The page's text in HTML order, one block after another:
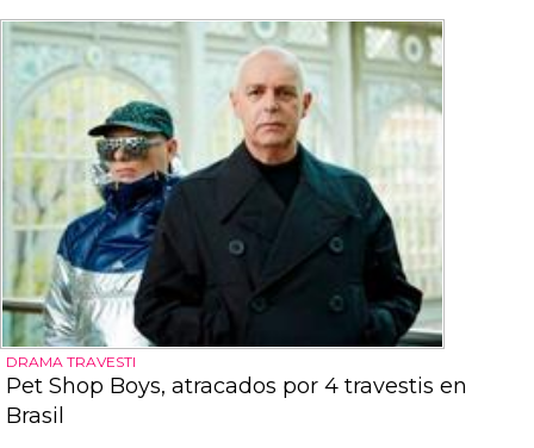
DRAMA TRAVESTI
Pet Shop Boys, atracados por 4 travestis en
Brasil